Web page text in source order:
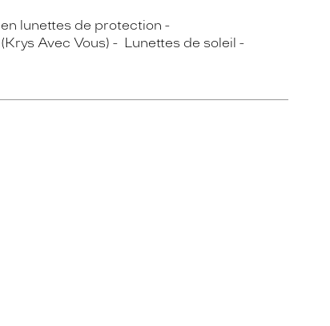
lunettes de protection
Avec Vous)
Lunettes de soleil